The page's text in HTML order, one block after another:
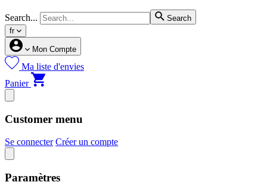
Search...
Search
fr
Mon Compte
Ma liste d'envies
Panier
Customer menu
Se connecter Créer un compte
Paramètres